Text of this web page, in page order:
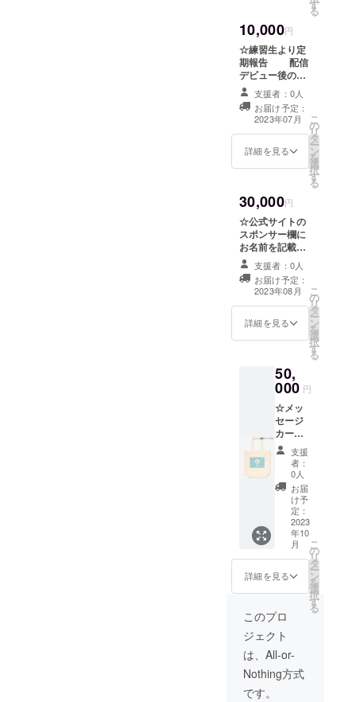
す
る
10,000円
☆練習生より定
期報告 配信
デビュー後の練
習生より、活動
報告を定期的に
メールで送らせ
ていただきま
す。アイドルデ
ビューまでの予
定です。 (記載す
備考欄にお願い
致します)
支援者：0人
お届け予定：
2023年07月
詳細を見る
こ
の
リ
タ
ー
ン
を
選
択
す
る
30,000円
☆公式サイトの
スポンサー欄に
お名前を記載
プロジェクト始
動後公開予定の
公式サイトの
「スポンサー」
ページにお名前
を掲載させてい
ただきます！ (掲
るお名前に指定
がある場合は備
支援者：0人
お届け予定：
2023年08月
詳細を見る
こ
の
リ
タ
ー
ン
を
選
択
す
る
50,
000 円
☆メッ
セージ
カード
付きオ
リジナ
ルグッ
ズ メ
ンバー
の直筆
メッ
セージ
カード
と共に
オリジ
ナルイ
ラスト
を使用
した
グッズ
をお贈
りしま
す！実
支援
者：
0人
お届
け予
定：
2023
年10
月
詳細を見る
こ
の
リ
タ
ー
ン
を
選
択
す
る
このプロ
ジェクト
は、All-or-
Nothing方式
です。